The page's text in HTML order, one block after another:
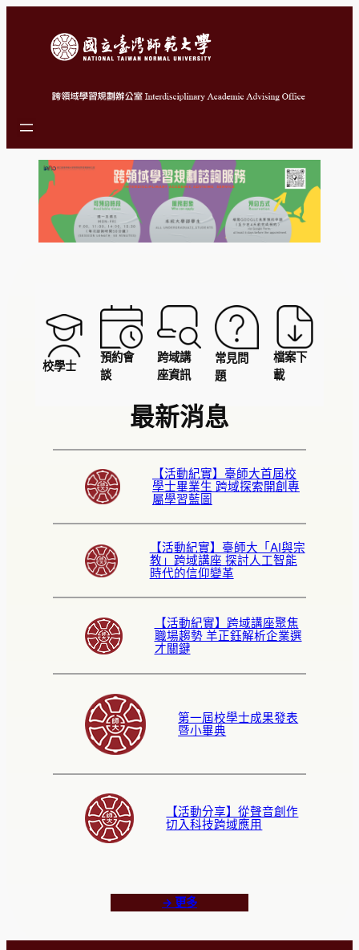
校學士
預約會
談
跨域講
座資訊
常見問
題
檔案下
載
最新消息
【活動紀實】臺師大首屆校
學士畢業生 跨域探索開創專
屬學習藍圖
【活動紀實】臺師大「AI與宗
教」跨域講座 探討人工智能
時代的信仰變革
【活動紀實】跨域講座聚焦
職場趨勢 羊正鈺解析企業選
才關鍵
第一屆校學士成果發表
暨小畢典
【活動分享】從聲音創作
切入科技跨域應用
→ 更多